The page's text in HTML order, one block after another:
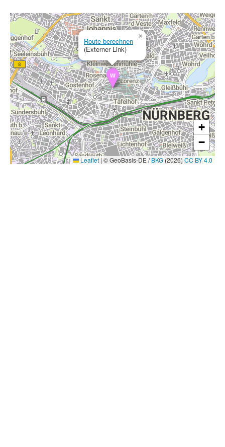
Route berechnen
(Externer Link)
×
+
−
Leaflet |© GeoBasis-DE /BKG(2026)CC BY 4.0